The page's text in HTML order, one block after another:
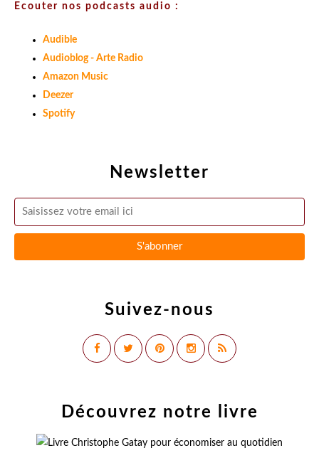
Newsletter
Suivez-nous
Ecouter nos podcasts audio :
Audible
Audioblog - Arte Radio
Amazon Music
Deezer
Spotify
Découvrez notre livre